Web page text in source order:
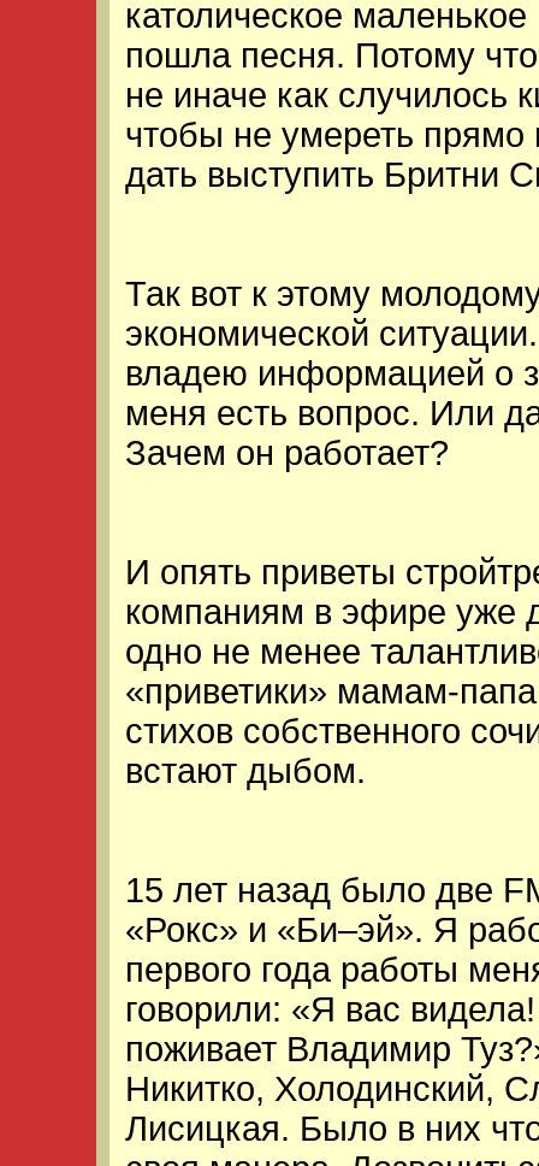
католическое
пошла песня. Потому что
не иначе как случилось
чтобы не умереть
дать выступить Бритни
Так вот к этому
экономической
владею информацией о
меня есть вопрос. Или
Зачем он работает?
И опять приветы
компаниям в эфире уже
одно не менее
«приветики» мамам-
стихов собственного
встают дыбом.
15 лет назад было две
«Рокс» и «Би–эй». Я
первого года работы
говорили: «Я вас
поживает Владимир
Никитко, Холодинский,
Лисицкая. Было в них